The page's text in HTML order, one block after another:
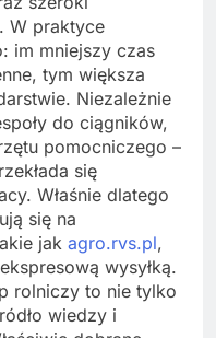
W praktyce
im mniejszy czas
tym większa
Niezależnie
do ciągników,
pomocniczego –
się
Właśnie dlatego
się na
jak agro.rvs.pl,
wysyłką.
rolniczy to nie tylko
wiedzy i